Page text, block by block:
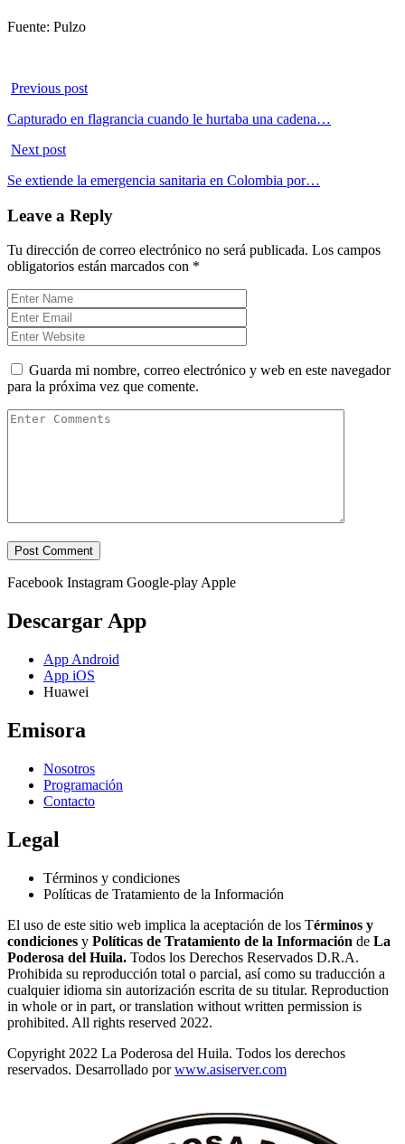
Fuente: Pulzo
Previous post
Capturado en flagrancia cuando le hurtaba una cadena…
Next post
Se extiende la emergencia sanitaria en Colombia por…
Leave a Reply
Tu dirección de correo electrónico no será publicada. Los campos
obligatorios están marcados con *
Guarda mi nombre, correo electrónico y web en este navegador
para la próxima vez que comente.
Facebook Instagram Google-play Apple
Descargar App
App Android
App iOS
Huawei
Emisora
Nosotros
Programación
Contacto
Legal
Términos y condiciones
Políticas de Tratamiento de la Información
El uso de este sitio web implica la aceptación de los Términos y
condiciones y Políticas de Tratamiento de la Información de La
Poderosa del Huila. Todos los Derechos Reservados D.R.A.
Prohibida su reproducción total o parcial, así como su traducción a
cualquier idioma sin autorización escrita de su titular. Reproduction
in whole or in part, or translation without written permission is
prohibited. All rights reserved 2022.
Copyright 2022 La Poderosa del Huila. Todos los derechos
reservados. Desarrollado porwww.asiserver.com